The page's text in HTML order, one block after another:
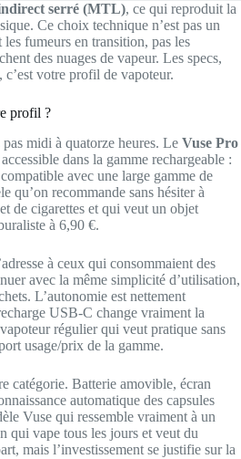
serré (MTL), ce qui reproduit la
Ce choix technique n’est pas un
fumeurs en transition, pas les
des nuages de vapeur. Les specs,
votre profil de vapoteur.
profil ?
midi à quatorze heures. Le Vuse Pro
dans la gamme rechargeable :
avec une large gamme de
qu’on recommande sans hésiter à
de cigarettes et qui veut un objet
à 6,90 €.
à ceux qui consommaient des
avec la même simplicité d’utilisation,
L’autonomie est nettement
USB-C change vraiment la
régulier qui veut pratique sans
usage/prix de la gamme.
catégorie. Batterie amovible, écran
automatique des capsules
Vuse qui ressemble vraiment à un
qui vape tous les jours et veut du
mais l’investissement se justifie sur la